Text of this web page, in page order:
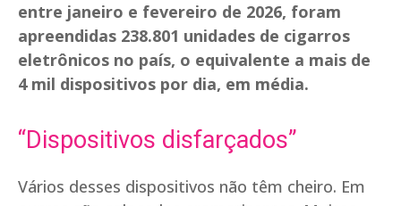
entre janeiro e fevereiro de 2026, foram
apreendidas 238.801 unidades de cigarros
eletrônicos no país, o equivalente a mais de
4 mil dispositivos por dia, em média.
“Dispositivos disfarçados”
Vários desses dispositivos não têm cheiro. Em